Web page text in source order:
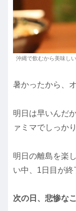
沖縄で飲むから美味しい
暑かったから、
明日は早いんだ
ァミマでしっか
明日の離島を楽
い中、1日目が終
次の日、悲惨な